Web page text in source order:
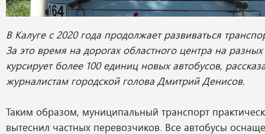
В Калуге с 2020 года продолжает развиваться
За это время на дорогах областного центра на
курсирует более 100 единиц новых автобусов,
журналистам городской голова Дмитрий Денисов.
Таким образом, муниципальный транспорт
вытеснил частных перевозчиков. Все автобусы